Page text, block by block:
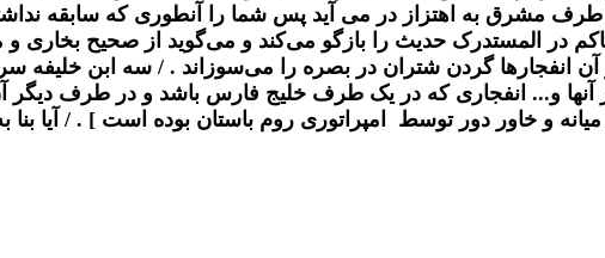
طرف مشرق به اهتزاز در مى آيد پس شما را آنطورى كه سابقه
در المستدرک حدیث را بازگو می‌کند و می‌گوید از صحیح بخاری
آن انفجارها گردن شتران در بصره را می‌سوزاند . / سه ابن خليفه
و... انفجاری که در یک طرف خلیج فارس باشد و در طرف دیگر
و خاور دور توسط امپراتوری روم باستان بوده است ] . / آیا